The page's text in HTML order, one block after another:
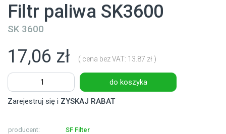
Filtr paliwa SK3600
SK 3600
17,06 zł ( cena bez VAT: 13.87 zł )
do koszyka
Zarejestruj się i ZYSKAJ RABAT
producent:
SF Filter